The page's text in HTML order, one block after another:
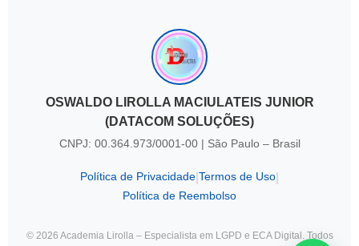
OSWALDO LIROLLA MACIULATEIS JUNIOR
(DATACOM SOLUÇÕES)
CNPJ: 00.364.973/0001-00 | São Paulo – Brasil
Política de Privacidade Termos de Uso
Política de Reembolso
© 2026 Academia Lirolla – Especialista em LGPD e ECA Digital. Todos